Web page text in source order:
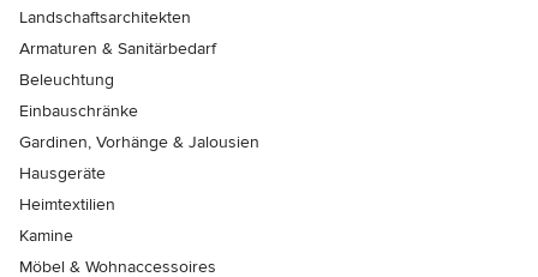
Landschaftsarchitekten
Armaturen & Sanitärbedarf
Beleuchtung
Einbauschränke
Gardinen, Vorhänge & Jalousien
Hausgeräte
Heimtextilien
Kamine
Möbel & Wohnaccessoires